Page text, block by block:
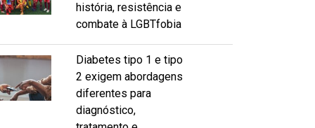
história, resistência e
combate à LGBTfobia
Diabetes tipo 1 e tipo
2 exigem abordagens
diferentes para
diagnóstico,